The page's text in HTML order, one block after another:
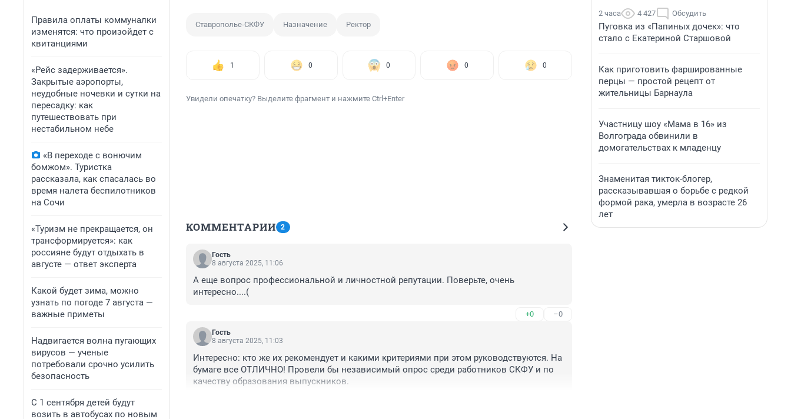
Правила оплаты коммуналки
изменятся: что произойдет с
квитанциями
«Рейс задерживается».
Закрытые аэропорты,
неудобные ночевки и сутки на
пересадку: как
путешествовать при
нестабильном небе
«В переходе с вонючим
бомжом». Туристка
рассказала, как спасалась во
время налета беспилотников
на Сочи
«Туризм не прекращается, он
трансформируется»: как
россияне будут отдыхать в
августе — ответ эксперта
Какой будет зима, можно
узнать по погоде 7 августа —
важные приметы
Надвигается волна пугающих
вирусов — ученые
потребовали срочно усилить
безопасность
С 1 сентября детей будут
возить в автобусах по новым
Ставрополье-СКФУ Назначение Ректор
1 0 0 0 0
Увидели опечатку? Выделите фрагмент и нажмите Ctrl+Enter
КОММЕНТАРИИ 2
Гость
8 августа 2025, 11:06
А еще вопрос профессиональной и личностной репутации. Поверьте, очень
интересно....(
+0 –0
Гость
8 августа 2025, 11:03
Интересно: кто же их рекомендует и какими критериями при этом руководствуются. На
бумаге все ОТЛИЧНО! Провели бы независимый опрос среди работников СКФУ и по
качеству образования выпускников.
2 часа 4 427 Обсудить
Пуговка из «Папиных дочек»: что
стало с Екатериной Старшовой
Как приготовить фаршированные
перцы — простой рецепт от
жительницы Барнаула
Участницу шоу «Мама в 16» из
Волгограда обвинили в
домогательствах к младенцу
Знаменитая тикток-блогер,
рассказывавшая о борьбе с редкой
формой рака, умерла в возрасте 26
лет